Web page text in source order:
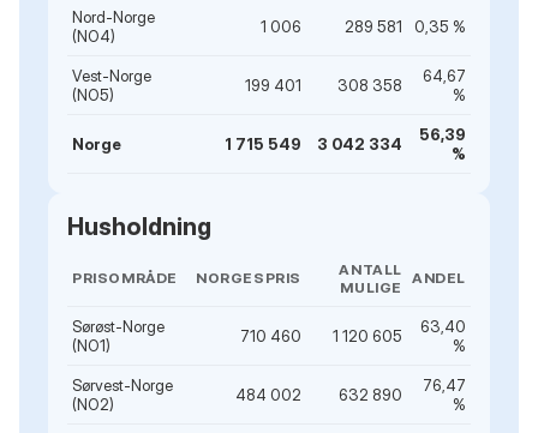
Nord-Norge
(NO4)
1 006 289 581 0,35 %
Vest-Norge
(NO5)
199 401 308 358
64,67
%
Norge 1 715 549 3 042 334
56,39
%
Husholdning
PRISOMRÅDE NORGESPRIS
ANTALL
MULIGE
ANDEL
Sørøst-Norge
(NO1)
710 460 1 120 605
63,40
%
Sørvest-Norge
(NO2)
484 002 632 890
76,47
%